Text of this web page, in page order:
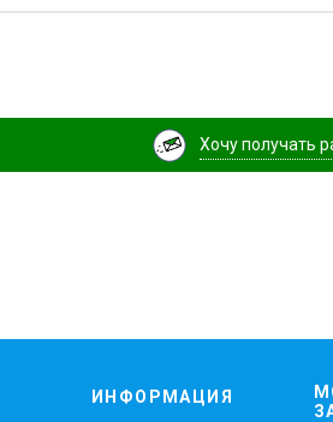
Хочу получать
ИНФОРМАЦИЯ